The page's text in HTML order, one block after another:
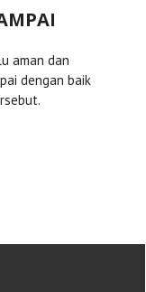
aman dan
dengan baik